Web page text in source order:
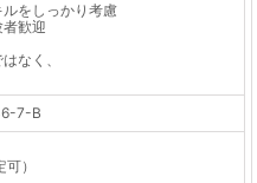
をしっかり考慮
歓迎
なく、
7-B
）